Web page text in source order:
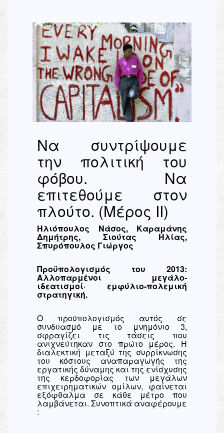
Να συντρίψουμε
την πολιτική του
φόβου. Να
επιτεθούμε στον
πλούτο. (Μέρος ΙΙ)
Ηλιόπουλος Νάσος, Καραμάνης
Δημήτρης, Σιούτας Ηλίας,
Σπυρόπουλος Γιώργος
Προϋπολογισμός του 2013:
Αλλοπαρμένοι μεγάλο-
ιδεατισμοί· εμφύλιο-πολεμική
στρατηγική.
Ο προϋπολογισμός αυτός σε
συνδυασμό με το μνημόνιο 3,
σφραγίζει τις τάσεις που
ανιχνεύτηκαν στο πρώτο μέρος. Η
διαλεκτική μεταξύ της συρρίκνωσης
του κόστους αναπαραγωγής της
εργατικής δύναμης και της ενίσχυσης
της κερδοφορίας των μεγάλων
επιχειρηματικών ομίλων, φαίνεται
εξόφθαλμα σε κάθε μέτρο που
λαμβάνεται. Συνοπτικά αναφέρουμε
: